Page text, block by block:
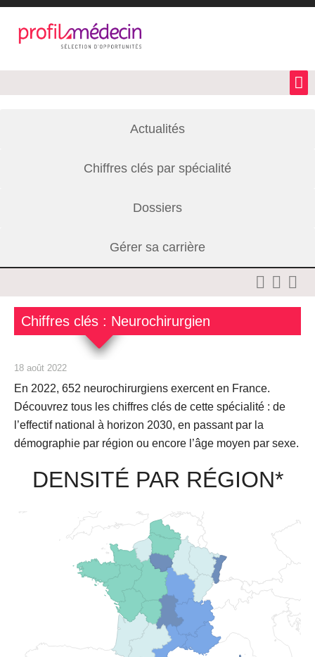
Actualités
Chiffres clés par spécialité
Dossiers
Gérer sa carrière
Chiffres clés : Neurochirurgien
18 août 2022
En 2022, 652 neurochirurgiens exercent en France.
Découvrez tous les chiffres clés de cette spécialité : de
l’effectif national à horizon 2030, en passant par la
démographie par région ou encore l’âge moyen par sexe.
DENSITÉ PAR RÉGION*